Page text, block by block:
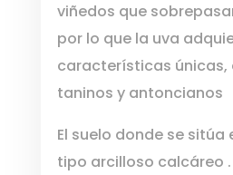
viñedos que
por lo que la uva
características únicas,
taninos y antoncianos
El suelo donde se sitúa
tipo arcilloso calcáreo .